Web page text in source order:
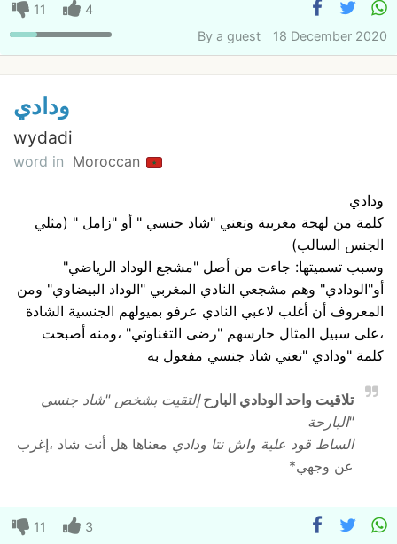
11
4
By a guest 18 December 2020
ودادي
wydadi
word in Moroccan
ودادي
كلمة من لهجة مغربية وتعني "شاد جنسي " أو "زامل " (مثلي
الجنس السالب)
وسبب تسميتها: جاءت من أصل "مشجع الوداد الرياضي"
أو"الودادي" وهم مشجعي النادي المغربي "الوداد البيضاوي" ومن
المعروف أن أغلب لاعبي النادي عرفو بميولهم الجنسية الشادة
،على سبيل المثال حارسهم "رضى التغناوتي" ،ومنه أصبحت
كلمة "ودادي "تعني شاد جنسي مفعول به
تلاقيت واحد الودادي البارحإلتقيت بشخص "شاد جنسي
"البارحة
الساط قود علية واش نتا ودادي معناها هل أنت شاد ،إغرب
عن وجهي*
11 3